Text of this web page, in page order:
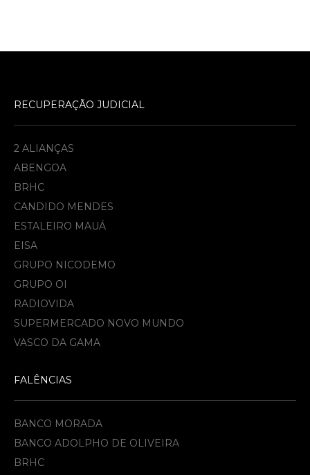
RECUPERAÇÃO JUDICIAL
2 ALIANÇAS
ABENGOA
BRHC
CANDIDO MENDES
ESTALEIRO MAUÁ
EISA
GRUPO NICODEMO
GRUPO OI
RADIOVIDA
SUPERMERCADO NOVO MUNDO
VASCO DA GAMA
FALÊNCIAS
BANCO MORADA
BANCO ADOLPHO DE OLIVEIRA
BRHC